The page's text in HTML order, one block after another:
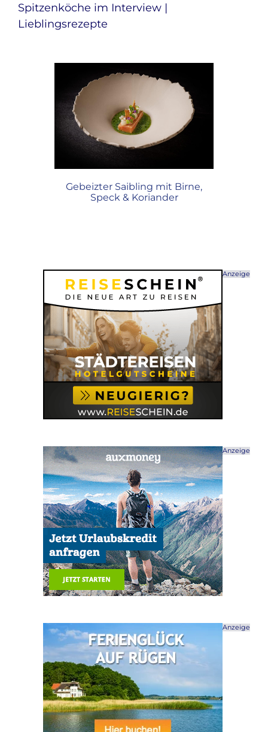
Spitzenköche im Interview |
Lieblingsrezepte
Gebeizter Saibling mit Birne,
Speck & Koriander
Anzeige
Anzeige
Anzeige